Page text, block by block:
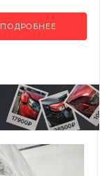
ПОДРОБНЕЕ